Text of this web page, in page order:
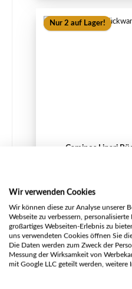
Nur 2 auf Lager!
Caminos Lipari
Wir verwenden Cookies
Wir können diese zur Analyse unserer
Webseite zu verbessern,
großartiges Webseiten-Erlebnis zu
uns verwendeten Cookies öffnen Sie
Die Daten werden zum Zweck der
Messung der Wirksamkeit von
mit Google LLC geteilt werden, weitere